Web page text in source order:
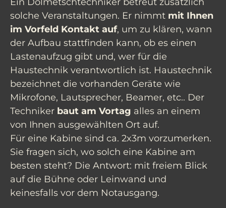
solche Veranstaltungen. Er nimmt mit Ihnen
im Vorfeld Kontakt auf, um zu klären, wann
der Aufbau stattfinden kann, ob es einen
Lastenaufzug gibt und, wer für die
Haustechnik verantwortlich ist. Haustechnik
bezeichnet die vorhanden Geräte wie
Mikrofone, Lautsprecher, Beamer, etc.. Der
Techniker baut am Vortag alles an einem
von Ihnen ausgewählten Ort auf.
Für eine Kabine sind ca. 2x3m vorzumerken.
Sie fragen sich, wo solch eine Kabine am
besten steht? Die Antwort: mit freiem Blick
auf die Bühne oder Leinwand und
keinesfalls vor dem Notausgang.